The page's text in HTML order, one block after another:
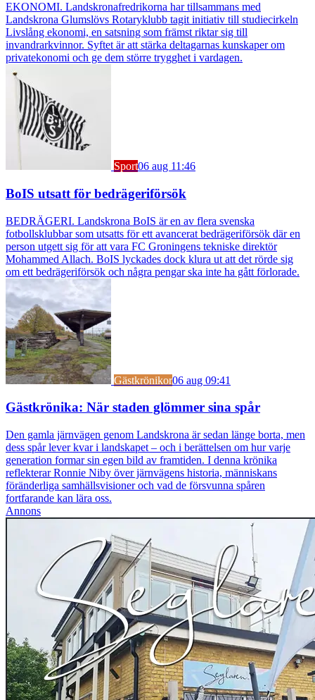
EKONOMI. Landskronafredrikorna har tillsammans med
Landskrona Glumslövs Rotaryklubb tagit initiativ till studiecirkeln
Livslång ekonomi, en satsning som främst riktar sig till
invandrarkvinnor. Syftet är att stärka deltagarnas kunskaper om
privatekonomi och ge dem större trygghet i vardagen.
Sport06 aug 11:46
BoIS utsatt för bedrägeriförsök
BEDRÄGERI. Landskrona BoIS är en av flera svenska
fotbollsklubbar som utsatts för ett avancerat bedrägeriförsök där en
person utgett sig för att vara FC Groningens tekniske direktör
Mohammed Allach. BoIS lyckades dock klura ut att det rörde sig
om ett bedrägeriförsök och några pengar ska inte ha gått förlorade.
Gästkrönikor06 aug 09:41
Gästkrönika: När staden glömmer sina spår
Den gamla järnvägen genom Landskrona är sedan länge borta, men
dess spår lever kvar i landskapet – och i berättelsen om hur varje
generation formar sin egen bild av framtiden. I denna krönika
reflekterar Ronnie Niby över järnvägens historia, människans
föränderliga samhällsvisioner och vad de försvunna spåren
fortfarande kan lära oss.
Annons